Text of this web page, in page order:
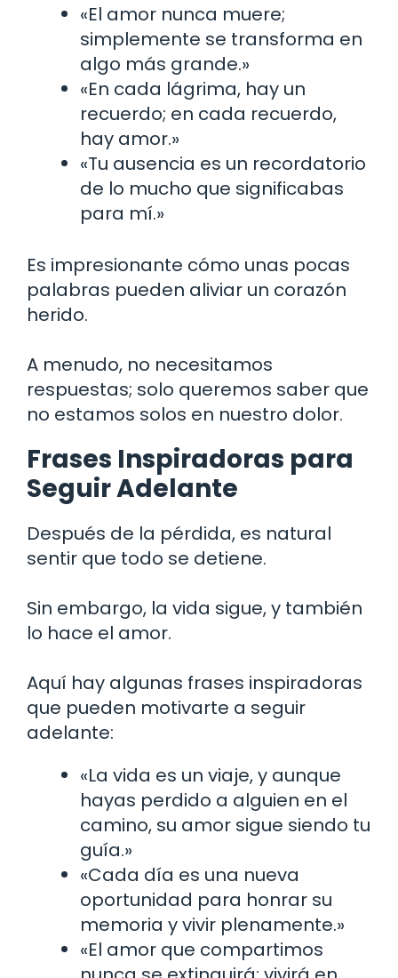
«El amor nunca muere;
simplemente se transforma en
algo más grande.»
«En cada lágrima, hay un
recuerdo; en cada recuerdo,
hay amor.»
«Tu ausencia es un recordatorio
de lo mucho que significabas
para mí.»
Es impresionante cómo unas pocas
palabras pueden aliviar un corazón
herido.
A menudo, no necesitamos
respuestas; solo queremos saber que
no estamos solos en nuestro dolor.
Frases Inspiradoras para
Seguir Adelante
Después de la pérdida, es natural
sentir que todo se detiene.
Sin embargo, la vida sigue, y también
lo hace el amor.
Aquí hay algunas frases inspiradoras
que pueden motivarte a seguir
adelante:
«La vida es un viaje, y aunque
hayas perdido a alguien en el
camino, su amor sigue siendo tu
guía.»
«Cada día es una nueva
oportunidad para honrar su
memoria y vivir plenamente.»
«El amor que compartimos